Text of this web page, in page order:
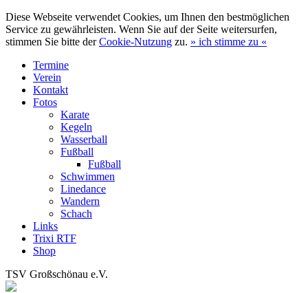
Diese Webseite verwendet Cookies, um Ihnen den bestmöglichen
Service zu gewährleisten. Wenn Sie auf der Seite weitersurfen,
stimmen Sie bitte derCookie-Nutzung zu. » ich stimme zu «
Termine
Verein
Kontakt
Fotos
Karate
Kegeln
Wasserball
Fußball
Fußball
Schwimmen
Linedance
Wandern
Schach
Links
Trixi RTF
Shop
TSV Großschönau e.V.